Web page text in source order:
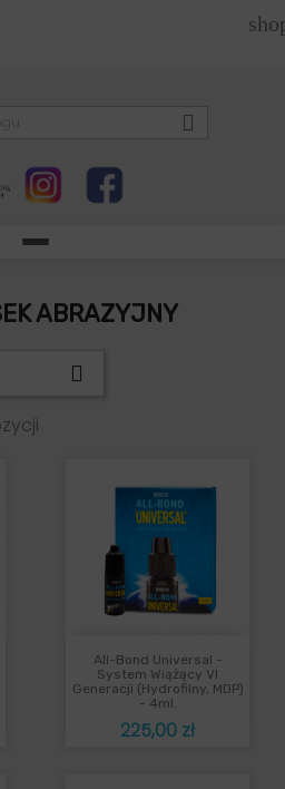

ABRAZYJNY

All-Bond Universal -
System Wiążący VI
Generacji (hydrofilny, MDP)
- 4ml.
Cena
225,00 zł